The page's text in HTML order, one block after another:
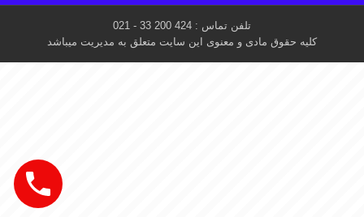
تلفن تماس : 424 200 33 - 021
کلیه حقوق مادی و معنوی این سایت متعلق به مدیریت میباشد